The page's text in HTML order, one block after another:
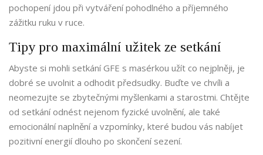
pochopení jdou při vytváření pohodlného a příjemného
zážitku ruku v ruce.
Tipy pro maximální užitek ze setkání
Abyste si mohli setkání GFE s masérkou užít co nejplněji, je
dobré se uvolnit a odhodit předsudky. Buďte ve chvíli a
neomezujte se zbytečnými myšlenkami a starostmi. Chtějte
od setkání odnést nejenom fyzické uvolnění, ale také
emocionální naplnění a vzpomínky, které budou vás nabíjet
pozitivní energií dlouho po skončení sezení.